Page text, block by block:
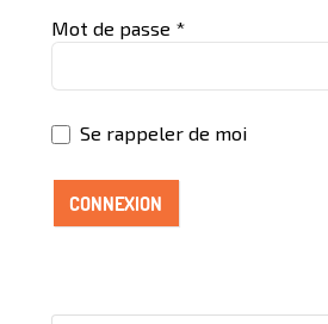
Mot de passe *
Se rappeler de moi
CONNEXION